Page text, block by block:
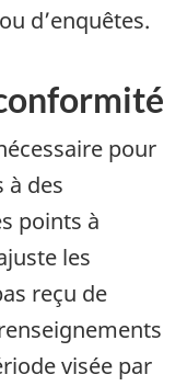
d’enquêtes.
pour
à des
points à
les
reçu de
visée par